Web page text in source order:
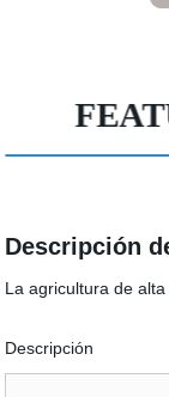
Descripción
La agricultura de
Descripción